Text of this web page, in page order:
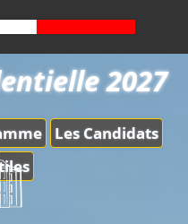
Les Candidats
2027